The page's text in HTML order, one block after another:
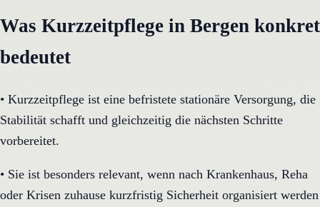
Was Kurzzeitpflege in Bergen konkret
bedeutet
• Kurzzeitpflege ist eine befristete stationäre Versorgung, die
Stabilität schafft und gleichzeitig die nächsten Schritte
vorbereitet.
• Sie ist besonders relevant, wenn nach Krankenhaus, Reha
oder Krisen zuhause kurzfristig Sicherheit organisiert werden